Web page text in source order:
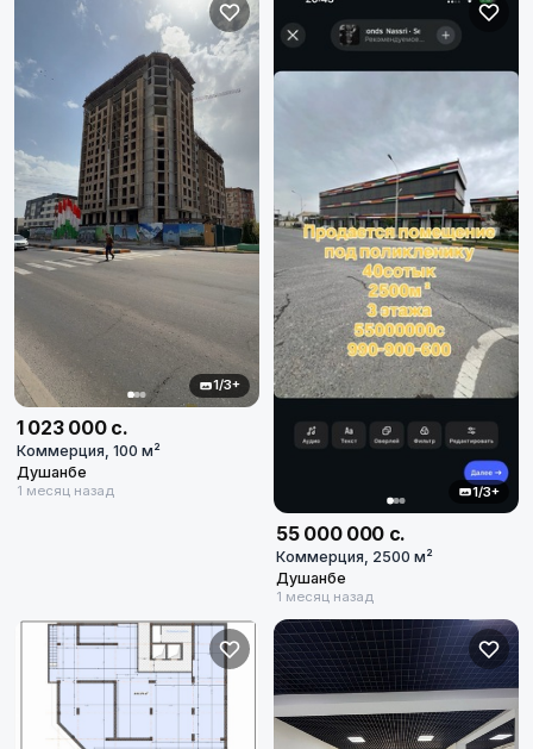
1/3+
1 023 000 с.
Коммерция, 100 м²
Душанбе
1 месяц назад 1/3+
55 000 000 с.
Коммерция, 2500 м²
Душанбе
1 месяц назад